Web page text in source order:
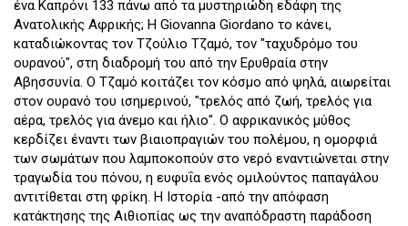
ένα Καπρόνι 133 πάνω από τα μυστηριώδη εδάφη της
Ανατολικής Αφρικής; Η Giovanna Giordano το κάνει,
καταδιώκοντας τον Τζούλιο Τζαμό, τον "ταχυδρόμο του
ουρανού", στη διαδρομή του από την Ερυθραία στην
Αβησσυνία. Ο Τζαμό κοιτάζει τον κόσμο από ψηλά, αιωρείται
στον ουρανό του ισημερινού, "τρελός από ζωή, τρελός για
αέρα, τρελός για άνεμο και ήλιο". Ο αφρικανικός μύθος
κερδίζει έναντι των βιαιοπραγιών του πολέμου, η ομορφιά
των σωμάτων που λαμποκοπούν στο νερό εναντιώνεται στην
τραγωδία του πόνου, η ευφυΐα ενός ομιλούντος παπαγάλου
αντιτίθεται στη φρίκη. Η Ιστορία -από την απόφαση
κατάκτησης της Αιθιοπίας ως την αναπόδραστη παράδοση